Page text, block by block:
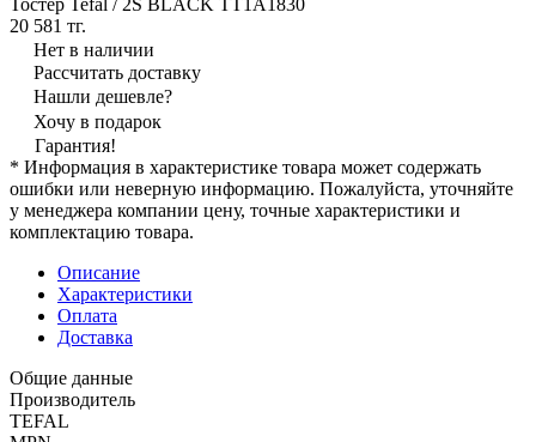
20 581 тг.
Нет в наличии
Рассчитать доставку
Нашли дешевле?
Хочу в подарок
Гарантия!
* Информация в характеристике товара может содержать
ошибки или неверную информацию. Пожалуйста, уточняйте
у менеджера компании цену, точные характеристики и
комплектацию товара.
Описание
Характеристики
Оплата
Доставка
Общие данные
Производитель
TEFAL